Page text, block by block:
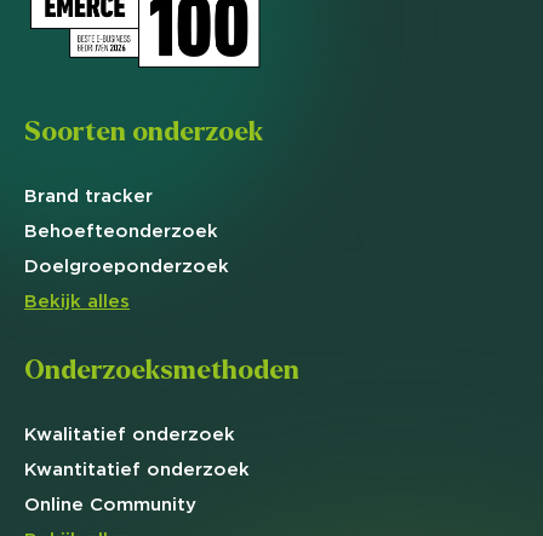
Soorten onderzoek
Brand tracker
Behoefteonderzoek
Doelgroeponderzoek
Bekijk alles
Onderzoeksmethoden
Kwalitatief onderzoek
Kwantitatief onderzoek
Online Community